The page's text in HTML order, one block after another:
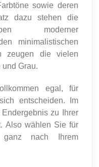
sowie deren
dazu stehen die
moderner
minimalistischen
zeugen die vielen
Grau.
egal, für
entscheiden. Im
zu Ihrer
Also wählen Sie für
ganz nach Ihrem